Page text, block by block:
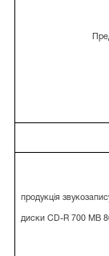
продукція
диски CD-R 700 MB